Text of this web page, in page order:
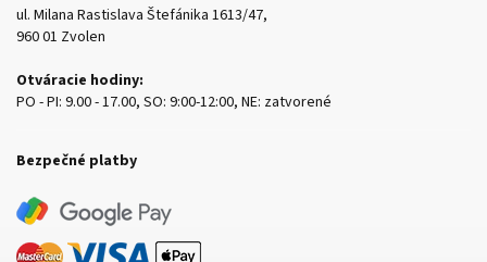
ul. Milana Rastislava Štefánika 1613/47,
960 01 Zvolen
Otváracie hodiny:
PO - PI: 9.00 - 17.00, SO: 9:00-12:00, NE: zatvorené
Bezpečné platby